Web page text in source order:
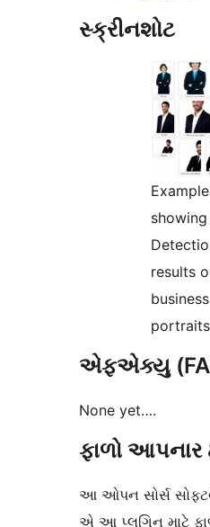
સ્ક્રીનશોટ
results
business
એફએક્યુ
None yet….
ફાળો આપનાર
આ ઓપન સોર્સ
એ આ પ્લગિન માટે